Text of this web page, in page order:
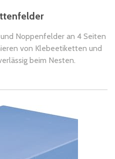
Noppenfelder an 4 Seiten
von Klebeetiketten und
beim Nesten.